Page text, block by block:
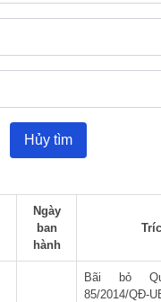
Hủy tìm
Ngày
ban
hành
Bãi bỏ
85/2014/